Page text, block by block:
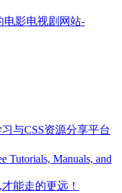
电影电视剧网站-
与CSS资源分享平台
Tutorials, Manuals, and
能走的更远！